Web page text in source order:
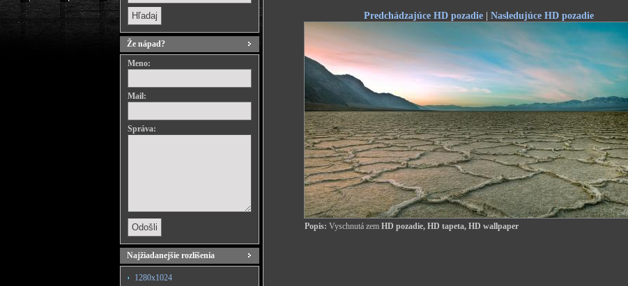
Že nápad?
Meno:
Mail:
Správa:
Najžiadanejšie rozlíšenia
1280x1024
Predchádzajúce HD pozadie | Nasledujúce HD pozadie
Popis: Vyschnutá zem HD pozadie, HD tapeta, HD wallpaper